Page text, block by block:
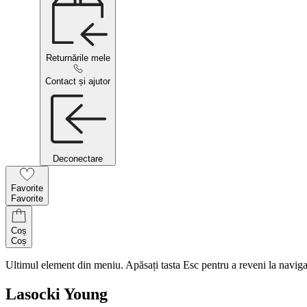
Returnările mele
Contact și ajutor
Deconectare
Favorite
Favorite
Coș
Coș
Ultimul element din meniu. Apăsați tasta Esc pentru a reveni la
Lasocki Young